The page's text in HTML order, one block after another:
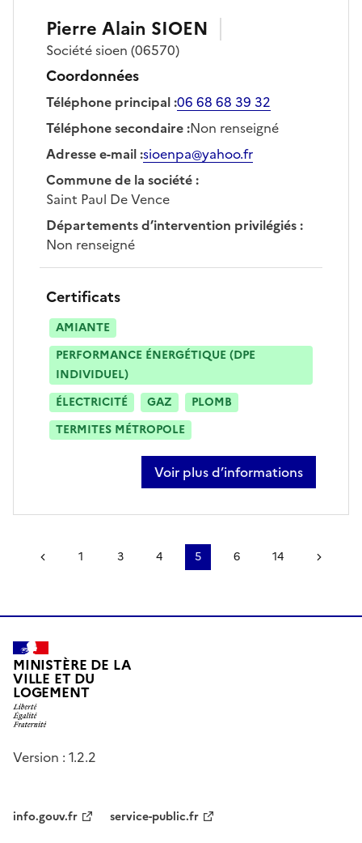
Pierre Alain SIOEN
Sociétésioen (06570)
Coordonnées
Téléphone principal:06 68 68 39 32
Téléphone secondaire:Non renseigné
Adresse e-mail:sioenpa@yahoo.fr
Commune de la société:
Saint Paul De Vence
Départements d’intervention privilégiés:
Non renseigné
Certificats
AMIANTE
PERFORMANCE ÉNERGÉTIQUE (DPE
INDIVIDUEL)
ÉLECTRICITÉ
GAZ
PLOMB
TERMITES MÉTROPOLE
Voir plus d’informations
sur pierre alain sioen
Page précédente
1 3 4 5 6 14
MINISTÈRE DE LA
VILLE ET DU
LOGEMENT
Version : 1.2.2
info.gouv.fr
service-public.fr